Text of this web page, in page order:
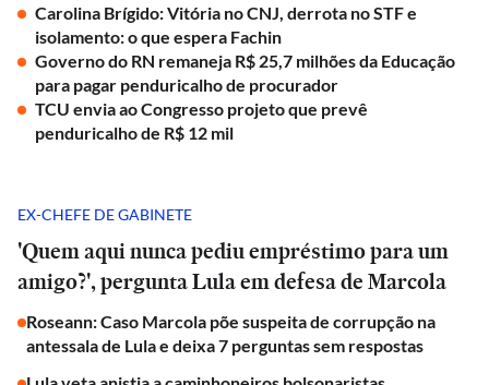
Carolina Brígido: Vitória no CNJ, derrota no STF e
isolamento: o que espera Fachin
Governo do RN remaneja R$ 25,7 milhões da Educação
para pagar penduricalho de procurador
TCU envia ao Congresso projeto que prevê
penduricalho de R$ 12 mil
EX-CHEFE DE GABINETE
'Quem aqui nunca pediu empréstimo para um
amigo?', pergunta Lula em defesa de Marcola
Roseann: Caso Marcola põe suspeita de corrupção na
antessala de Lula e deixa 7 perguntas sem respostas